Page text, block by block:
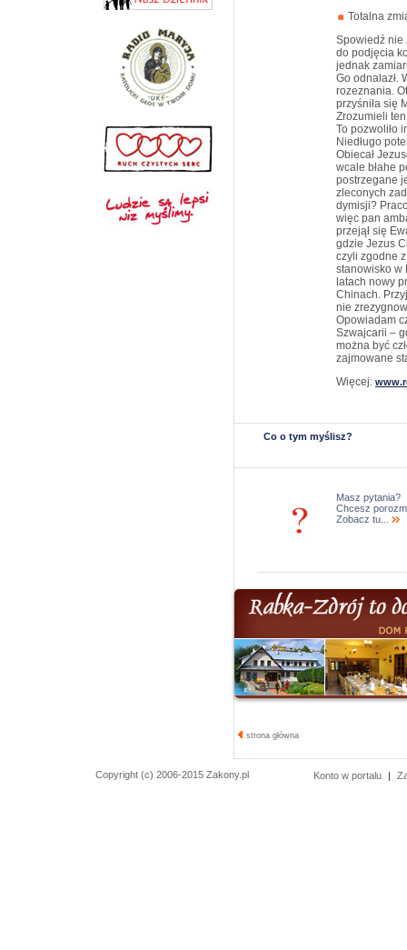
Totalna
Spowiedź nie
do podjęcia
jednak
Go odnalazł.
rozeznania.
przyśniła się
Zrozumieli
To pozwoliło
Niedługo
Obiecał
wcale błahe
postrzegane
zleconych
dymisji?
więc pan
przejął się
gdzie Jezus
czyli zgodne
stanowisko w
latach nowy
Chinach.
nie
Opowiadam
Szwajcarii –
można być
zajmowane
Więcej:
Co o tym myślisz?
Masz pytania?
Chcesz
Zobacz tu...
strona główna
Copyright (c) 2006-2015 Zakony.pl Konto w portalu |